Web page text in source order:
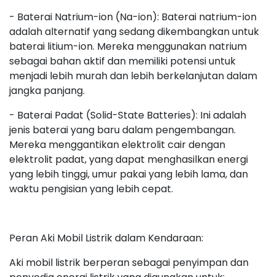
- Baterai Natrium-ion (Na-ion): Baterai natrium-ion
adalah alternatif yang sedang dikembangkan untuk
baterai litium-ion. Mereka menggunakan natrium
sebagai bahan aktif dan memiliki potensi untuk
menjadi lebih murah dan lebih berkelanjutan dalam
jangka panjang.
- Baterai Padat (Solid-State Batteries): Ini adalah
jenis baterai yang baru dalam pengembangan.
Mereka menggantikan elektrolit cair dengan
elektrolit padat, yang dapat menghasilkan energi
yang lebih tinggi, umur pakai yang lebih lama, dan
waktu pengisian yang lebih cepat.
Peran Aki Mobil Listrik dalam Kendaraan:
Aki mobil listrik berperan sebagai penyimpan dan